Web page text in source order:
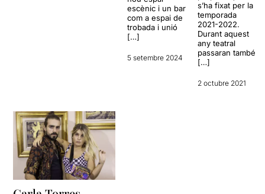
escènic i un bar
com a espai de
trobada i unió
[…]
5 setembre 2024
s’ha fixat per la
temporada
2021-2022.
Durant aquest
any teatral
passaran també
[…]
2 octubre 2021